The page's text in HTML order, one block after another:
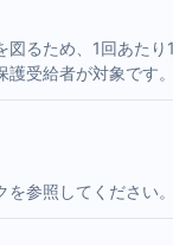
るため、1回あた
受給者が対象です。
参照してください。